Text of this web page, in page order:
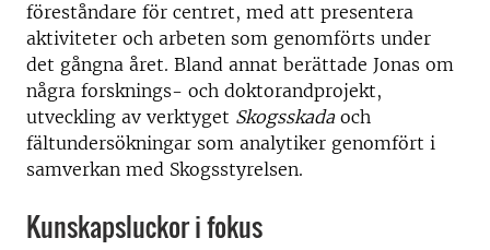
föreståndare för centret, med att presentera
aktiviteter och arbeten som genomförts under
det gångna året. Bland annat berättade Jonas om
några forsknings- och doktorandprojekt,
utveckling av verktyget Skogsskadaoch
fältundersökningar som analytiker genomfört i
samverkan med Skogsstyrelsen.
Kunskapsluckor i fokus